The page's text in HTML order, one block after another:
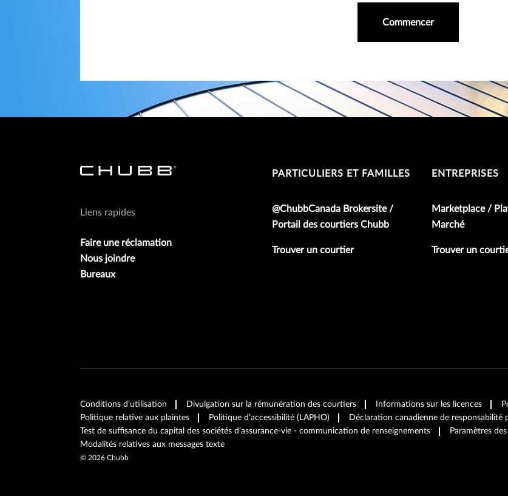
Commencer
Liens rapides
Faire une réclamation
Nous joindre
Bureaux
PARTICULIERS ET FAMILLES
@ChubbCanada Brokersite /
Portail des courtiers Chubb
Trouver un courtier
ENTREPRISES
Marketplace /
Marché
Trouver un
Conditions d’utilisation Divulgation sur la rémunération des courtiers Informations sur les licences
Politique relative aux plaintes
Politique d’accessibilité (LAPHO)
Déclaration canadienne de responsabilité
Test de suffisance du capital des sociétés d’assurance-vie - communication de renseignements
Paramètres
Modalités relatives aux messages texte
© 2026 Chubb